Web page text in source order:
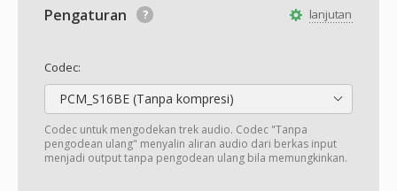
lanjutan
Pengaturan
Codec:
PCM_S16BE (Tanpa kompresi)
Codec untuk mengodekan trek audio. Codec "Tanpa
pengodean ulang" menyalin aliran audio dari berkas input
menjadi output tanpa pengodean ulang bila memungkinkan.